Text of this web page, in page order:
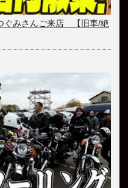
ぐみさんご来店 【旧車/絶